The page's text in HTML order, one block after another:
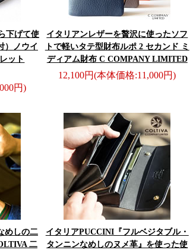
下げて使
ノウイ
ット
円)
イタリアンレザーを贅沢に使ったソフ
トで軽いタテ型財布ルポ 2 セカンド ミ
ディアム財布 C COMPANY LIMITED
12,100円(本体価格:11,000円)
めしの二
二
イタリアPUCCINI『フルベジタブル・
タンニンなめしのヌメ革』を使った使